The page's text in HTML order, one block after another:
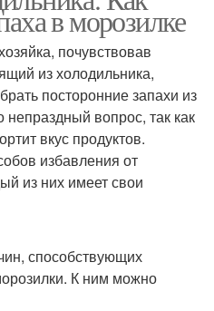
в морозилке
почувствовав
из холодильника,
посторонние запахи из
вопрос, так как
вкус продуктов.
избавления от
из них имеет свои
способствующих
К ним можно